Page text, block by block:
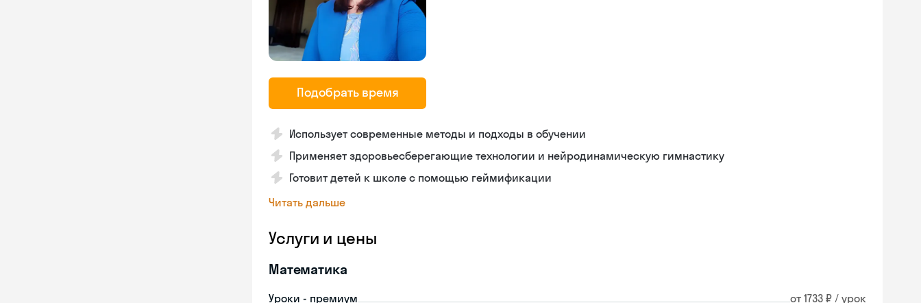
Подобрать время
Использует современные методы и подходы в обучении
Применяет здоровьесберегающие технологии и нейродинамическую гимнастику
Готовит детей к школе с помощью геймификации
Читать дальше
Услуги и цены
Математика
Уроки - премиум от 1733 ₽ / урок